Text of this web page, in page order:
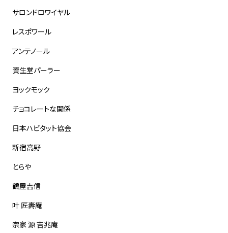
サロンドロワイヤル
レスポワール
アンテノール
資生堂パーラー
ヨックモック
チョコレートな関係
日本ハビタット協会
新宿高野
とらや
鶴屋吉信
叶 匠壽庵
宗家 源 吉兆庵